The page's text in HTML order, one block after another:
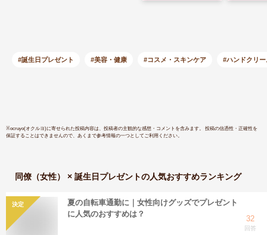
お年賀
マ 結婚祝
#誕生日プレゼント #美容・健康 #コスメ・スキンケア #ハンドクリー
※ocruyo(オクルヨ)に寄せられた投稿内容は、投稿者の主観的な感想・コメントを含みます。 投稿の信憑性・正確性を
保証することはできませんので、あくまで参考情報の一つとしてご利用ください。
同僚（女性） × 誕生日プレゼントの人気おすすめランキング
決定
夏の自転車通勤に｜女性向けグッズでプレゼント
に人気のおすすめは？
32
回答